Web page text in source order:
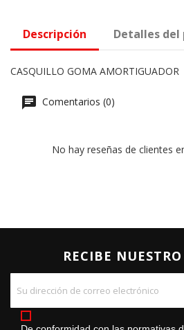
Descripción Detalles del
CASQUILLO GOMA AMORTIGUADOR
Comentarios (0)
No hay reseñas de clientes
RECIBE